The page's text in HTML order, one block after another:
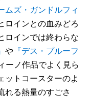
ムズ・ガンドルフィ
ロインとの血みどろ
インでは終わらな
や 『デス・プルーフ
ーノ作品でよく見ら
ットコースターのよ
れる熱量のすごさ